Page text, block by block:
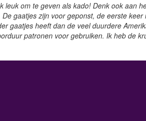
leuk om te geven als kado! Denk ook aan
gaatjes zijn voor geponst, de eerste
gaatjes heeft dan de veel duurdere
patronen voor gebruiken. Ik heb de